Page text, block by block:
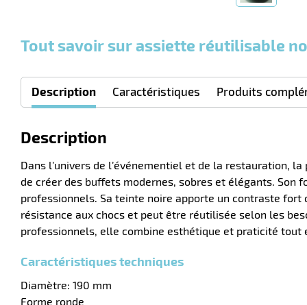
Tout savoir sur assiette réutilisable
Description Caractéristiques Produits
Description
Dans l’univers de l’événementiel et de la restauration,
de créer des buffets modernes, sobres et élégants.
professionnels. Sa teinte noire apporte un contraste
résistance aux chocs et peut être réutilisée selon les
professionnels, elle combine esthétique et praticité tout
Caractéristiques techniques
Diamètre: 190 mm
Forme ronde